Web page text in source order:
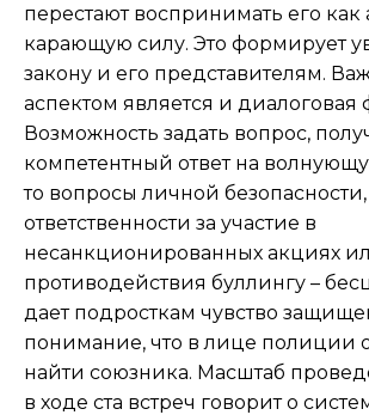
перестают воспринимать его как
карающую силу. Это формирует
закону и его представителям.
аспектом является и диалоговая
Возможность задать вопрос,
компетентный ответ на
то вопросы личной безопасности,
ответственности за участие в
несанкционированных акциях
противодействия буллингу –
дает подросткам чувство
понимание, что в лице полиции
найти союзника. Масштаб
в ходе ста встреч говорит о